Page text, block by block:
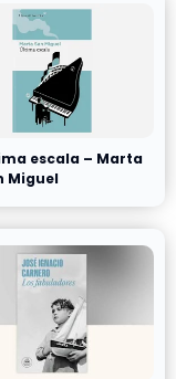
escala – Marta
Miguel